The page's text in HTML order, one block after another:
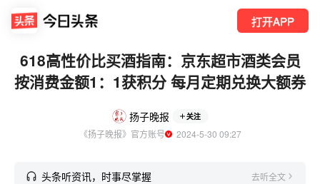
打开APP
618高性价比买酒指南：京东超市酒类会员
按消费金额1：1获积分 每月定期兑换大额券
扬子晚报 关注
《扬子晚报》官方账号
  2024-5-30 09:27
头条听资讯，时事尽掌握 去听全文